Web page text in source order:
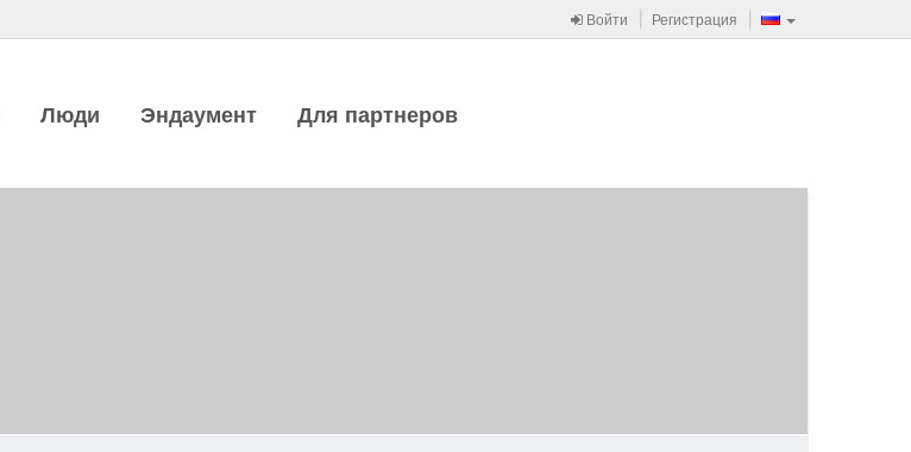
Войти Регистрация
Люди Эндаумент Для партнеров